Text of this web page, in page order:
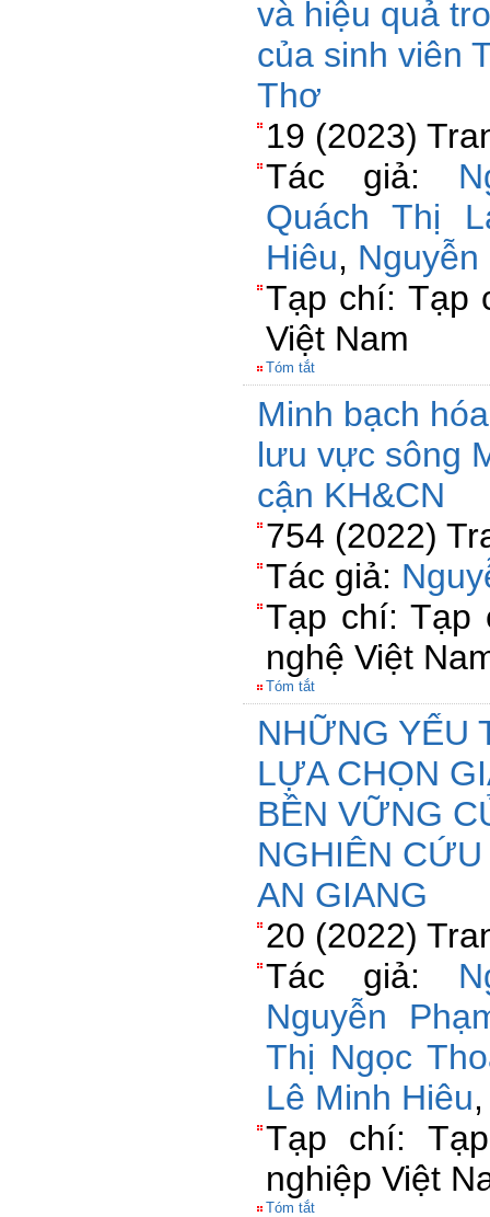
và hiệu quả
của sinh viên
Thơ
19 (2023)
Tác giả:
Quách Thị
Hiêu,
Tạp chí: Tạp
Việt Nam
Tóm tắt
Minh bạch
lưu vực sông
cận KH&CN
754 (2022)
Tác giả:
Tạp chí: Tạp
nghệ Việt
Tóm tắt
NHỮNG YẾU
LỰA CHỌN
BỀN VỮNG
NGHIÊN
AN GIANG
20 (2022)
Tác giả:
Nguyễn
Thị Ngọc
Lê Minh Hiêu
Tạp chí:
nghiệp Việt
Tóm tắt